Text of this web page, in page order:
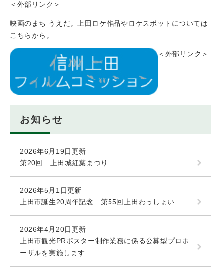
＜外部リンク＞
映画のまち うえだ。上田ロケ作品やロケスポットについては
こちらから。
＜外部リンク＞
お知らせ
2026年6月19日更新
第20回 上田城紅葉まつり
2026年5月1日更新
上田市誕生20周年記念 第55回上田わっしょい
2026年4月20日更新
上田市観光PRポスター制作業務に係る公募型プロポ
ーザルを実施します